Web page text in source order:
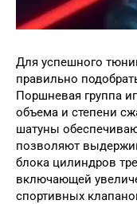
Для успешного
правильно
Поршневая группа
объема и степени
шатуны
позволяют
блока цилиндров
включающей
спортивных